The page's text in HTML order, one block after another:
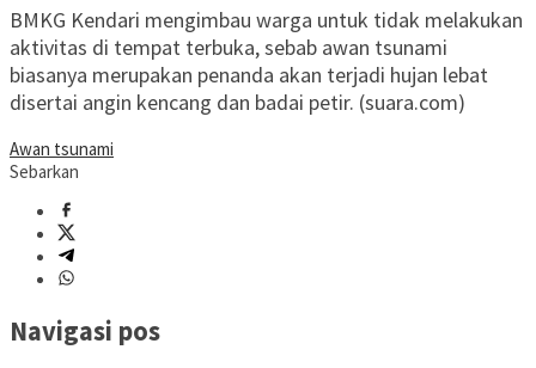
BMKG Kendari mengimbau warga untuk tidak melakukan
aktivitas di tempat terbuka, sebab awan tsunami
biasanya merupakan penanda akan terjadi hujan lebat
disertai angin kencang dan badai petir. (suara.com)
Awan tsunami
Sebarkan
Navigasi pos